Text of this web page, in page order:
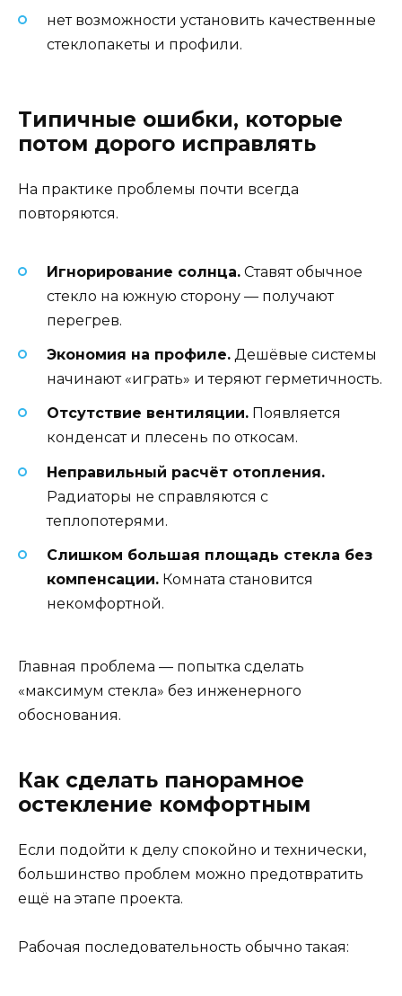
нет возможности установить качественные
стеклопакеты и профили.
Типичные ошибки, которые
потом дорого исправлять
На практике проблемы почти всегда
повторяются.
Игнорирование солнца. Ставят обычное
стекло на южную сторону — получают
перегрев.
Экономия на профиле. Дешёвые системы
начинают «играть» и теряют герметичность.
Отсутствие вентиляции. Появляется
конденсат и плесень по откосам.
Неправильный расчёт отопления.
Радиаторы не справляются с
теплопотерями.
Слишком большая площадь стекла без
компенсации. Комната становится
некомфортной.
Главная проблема — попытка сделать
«максимум стекла» без инженерного
обоснования.
Как сделать панорамное
остекление комфортным
Если подойти к делу спокойно и технически,
большинство проблем можно предотвратить
ещё на этапе проекта.
Рабочая последовательность обычно такая: